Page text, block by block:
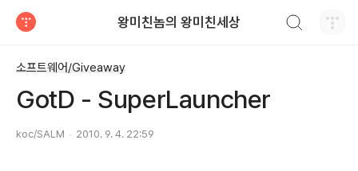
왕미친놈의 왕미친세상
소프트웨어/Giveaway
GotD - SuperLauncher
koc/SALM 2010. 9. 4. 22:59